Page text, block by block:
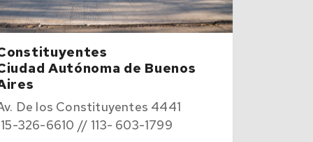
Autónoma de Buenos
De los Constituyentes 4441
326-6610 // 113- 603-1799